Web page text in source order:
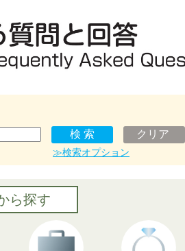
≫検索オプション
ら探す